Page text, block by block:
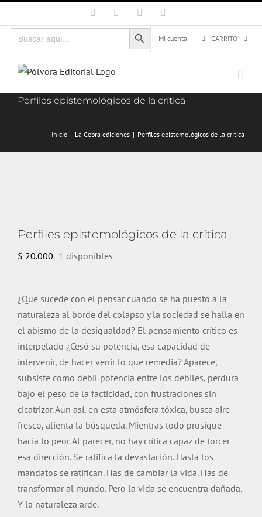
al
contenido
Facebook Instagram
Buscar:
Botón de búsqueda
Mi cuenta
CARRITO
Perfiles epistemológicos de la crítica
Inicio La Cebra ediciones Perfiles epistemológicos de la crítica
Perfiles epistemológicos de la crítica
$ 20.000 1 disponibles
¿Qué sucede con el pensar cuando se ha puesto a la
naturaleza al borde del colapso y la sociedad se halla en
el abismo de la desigualdad? El pensamiento crítico es
interpelado ¿Cesó su potencia, esa capacidad de
intervenir, de hacer venir lo que remedia? Aparece,
subsiste como débil potencia entre los débiles, perdura
bajo el peso de la facticidad, con frustraciones sin
cicatrizar. Aun así, en esta atmósfera tóxica, busca aire
fresco, alienta la búsqueda. Mientras todo prosigue
hacia lo peor. Al parecer, no hay crítica capaz de torcer
esa dirección. Se ratifica la devastación. Hasta los
mandatos se ratifican. Has de cambiar la vida. Has de
transformar al mundo. Pero la vida se encuentra dañada.
Y la naturaleza arde.